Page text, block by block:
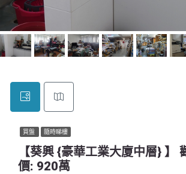
買盤 隨時睇樓
【葵興 {豪華工業大廈中層} 】
價: 920萬